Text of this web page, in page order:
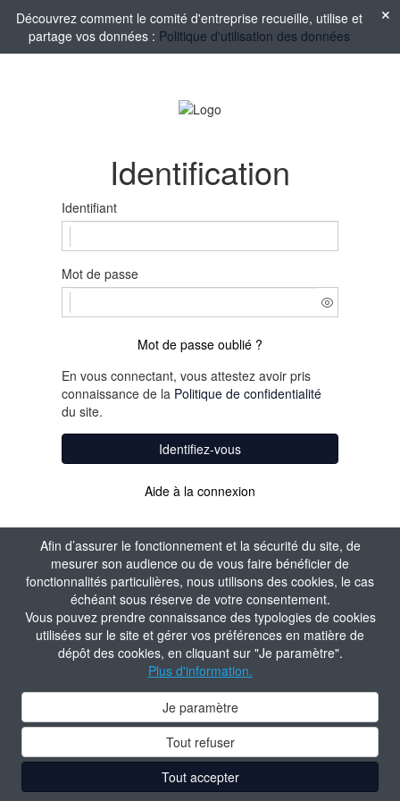
Afin d’assurer le fonctionnement et la sécurité du site, de
mesurer son audience ou de vous faire bénéficier de
fonctionnalités particulières, nous utilisons des cookies, le cas
échéant sous réserve de votre consentement.
Vous pouvez prendre connaissance des typologies de cookies
utilisées sur le site et gérer vos préférences en matière de
dépôt des cookies, en cliquant sur "Je paramètre".
Plus d'information.
Je paramètre
Tout refuser
Tout accepter
Découvrez comment le comité d'entreprise recueille, utilise et
partage vos données : Politique d'utilisation des données
Identification
Identifiant
Mot de passe
Mot de passe oublié ?
En vous connectant, vous attestez avoir pris
connaissance de la Politique de confidentialité
du site.
Identifiez-vous
Aide à la connexion